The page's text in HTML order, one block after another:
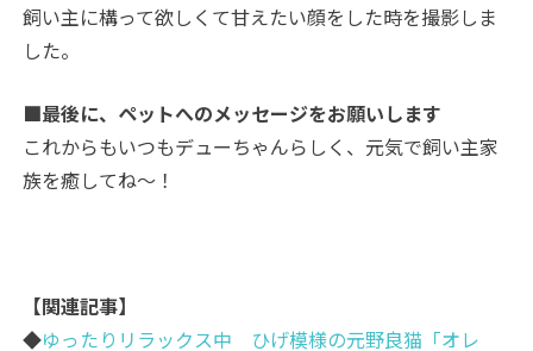
飼い主に構って欲しくて甘えたい顔をした時を撮影しま
した。
■最後に、ペットへのメッセージをお願いします
これからもいつもデューちゃんらしく、元気で飼い主家
族を癒してね～！
【関連記事】
◆ゆったりリラックス中 ひげ模様の元野良猫「オレ